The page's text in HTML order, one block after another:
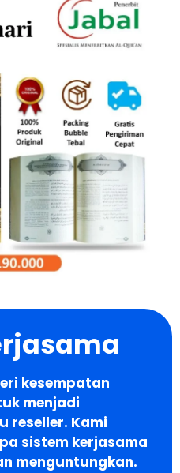
kesempatan
menjadi
reseller. Kami
sistem kerjasama
menguntungkan.